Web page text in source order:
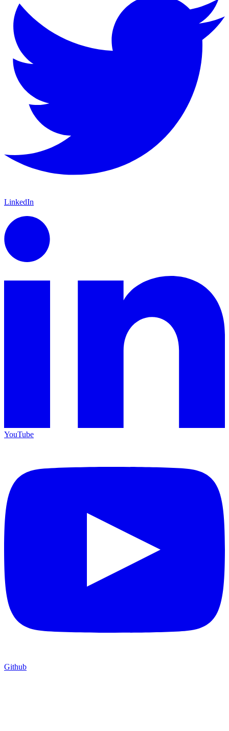
LinkedIn
YouTube
Github